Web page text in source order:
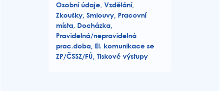
Osobní údaje, Vzdělání,
Zkoušky, Smlouvy, Pracovní
místa, Docházka,
Pravidelná/nepravidelná
prac.doba, El. komunikace se
ZP/ČSSZ/FÚ, Tiskové výstupy